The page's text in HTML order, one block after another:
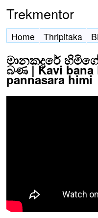
Trekmentor
Home Thripitaka
මානකදුරේ
බණ | Kavi bana
pannasara himi